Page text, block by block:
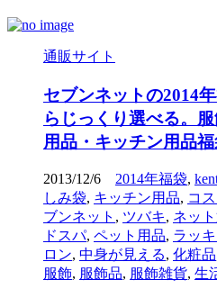
通販サイト
セブンネットの2014
らじっくり選べる。
用品・キッチン用品
2013/12/6 2014年福袋,
しみ袋, キッチン用品, コ
ブンネット , ツバキ, ネッ
ドスパ, ペット用品, ラッ
ロン, 中身が見える, 化粧品
服飾, 服飾品, 服飾雑貨, 生